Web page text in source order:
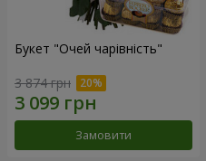
Букет "Очей чарівність"
3 874 грн
Замовити